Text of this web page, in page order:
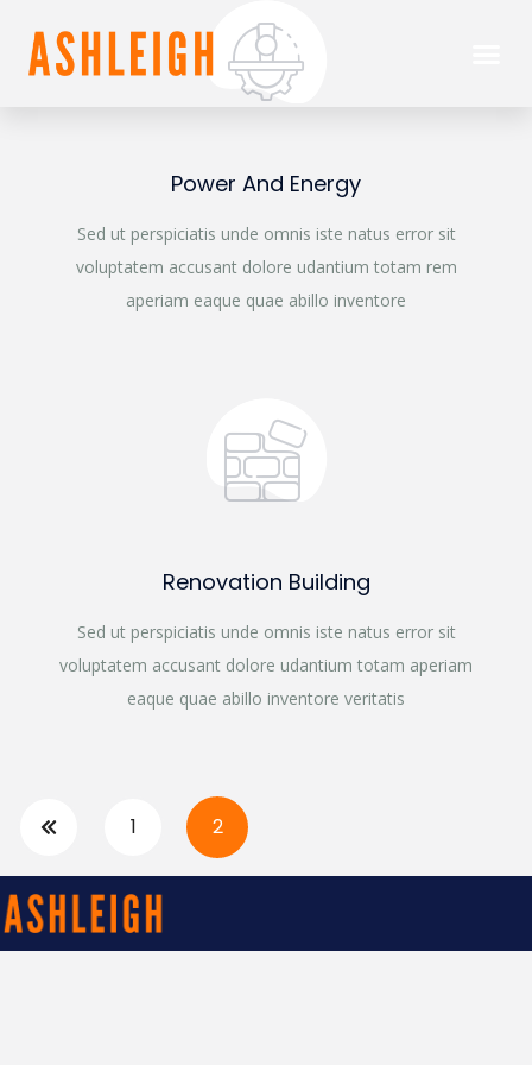
Power And Energy
Sed ut perspiciatis unde omnis iste natus error sit
voluptatem accusant dolore udantium totam rem
aperiam eaque quae abillo inventore
Renovation Building
Sed ut perspiciatis unde omnis iste natus error sit
voluptatem accusant dolore udantium totam aperiam
eaque quae abillo inventore veritatis
1 2